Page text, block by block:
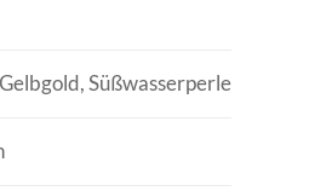
Süßwasserperle